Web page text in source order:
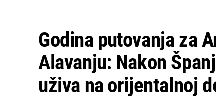
Godina putovanja za
Alavanju: Nakon
uživa na orijentalnoj